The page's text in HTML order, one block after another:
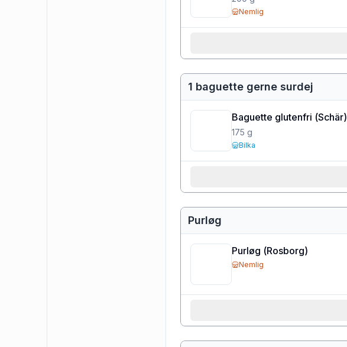
Nemlig
1 baguette gerne surdej
Baguette glutenfri (Schär)
175 g
Bilka
Purløg
Purløg (Rosborg)
Nemlig